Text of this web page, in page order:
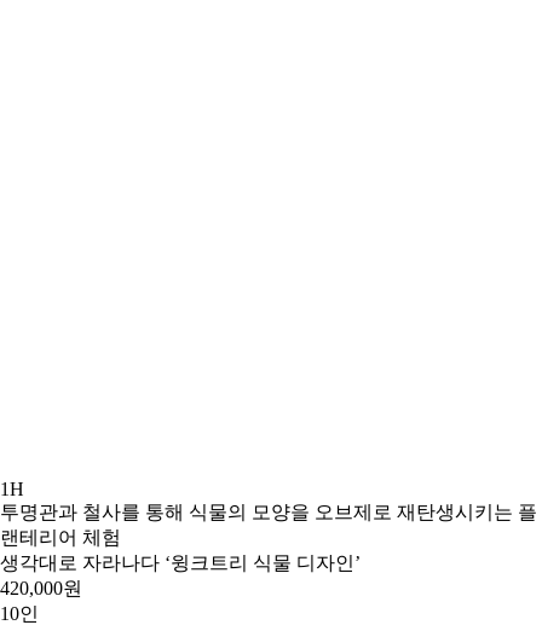
1H
투명관과 철사를 통해 식물의 모양을 오브제로 재탄생시키는 플
랜테리어 체험
생각대로 자라나다 ‘윙크트리 식물 디자인’
420,000원
10인